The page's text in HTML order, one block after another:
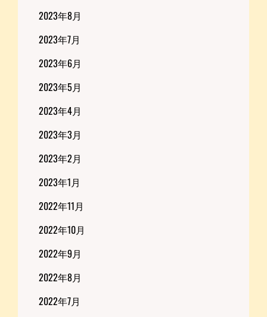
2023年8月
2023年7月
2023年6月
2023年5月
2023年4月
2023年3月
2023年2月
2023年1月
2022年11月
2022年10月
2022年9月
2022年8月
2022年7月